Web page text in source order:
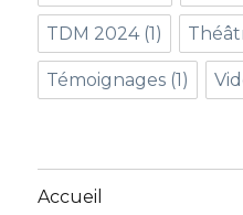
TDM 2024(1)
Témoignages (1)
Accueil